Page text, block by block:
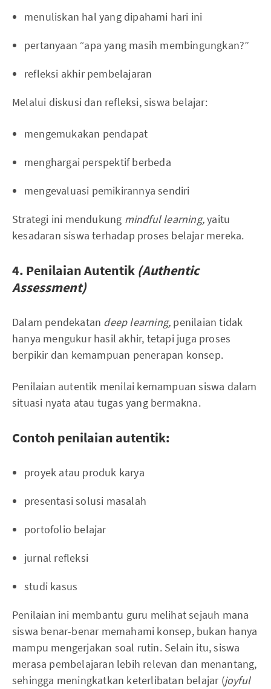
menuliskan hal yang dipahami hari ini
pertanyaan “apa yang masih membingungkan?”
refleksi akhir pembelajaran
Melalui diskusi dan refleksi, siswa belajar:
mengemukakan pendapat
menghargai perspektif berbeda
mengevaluasi pemikirannya sendiri
Strategi ini mendukung mindful learning,yaitu
kesadaran siswa terhadap proses belajar mereka.
4. Penilaian Autentik (Authentic
Assessment)
Dalam pendekatan deep learning, penilaian tidak
hanya mengukur hasil akhir, tetapi juga proses
berpikir dan kemampuan penerapan konsep.
Penilaian autentik menilai kemampuan siswa dalam
situasi nyata atau tugas yang bermakna.
Contoh penilaian autentik:
proyek atau produk karya
presentasi solusi masalah
portofolio belajar
jurnal refleksi
studi kasus
Penilaian ini membantu guru melihat sejauh mana
siswa benar-benar memahami konsep, bukan hanya
mampu mengerjakan soal rutin. Selain itu, siswa
merasa pembelajaran lebih relevan dan menantang,
sehingga meningkatkan keterlibatan belajar (joyful